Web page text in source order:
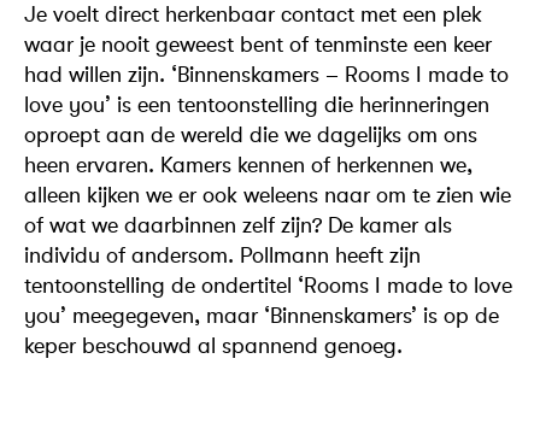
Je voelt direct herkenbaar contact met een plek
waar je nooit geweest bent of tenminste een keer
had willen zijn. ‘Binnenskamers – Rooms I made to
love you’ is een tentoonstelling die herinneringen
oproept aan de wereld die we dagelijks om ons
heen ervaren. Kamers kennen of herkennen we,
alleen kijken we er ook weleens naar om te zien wie
of wat we daarbinnen zelf zijn? De kamer als
individu of andersom. Pollmann heeft zijn
tentoonstelling de ondertitel ‘Rooms I made to love
you’ meegegeven, maar ‘Binnenskamers’ is op de
keper beschouwd al spannend genoeg.